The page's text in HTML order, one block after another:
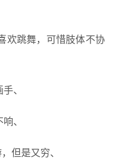
跳舞，可惜肢体不协
、
、
但是又穷、